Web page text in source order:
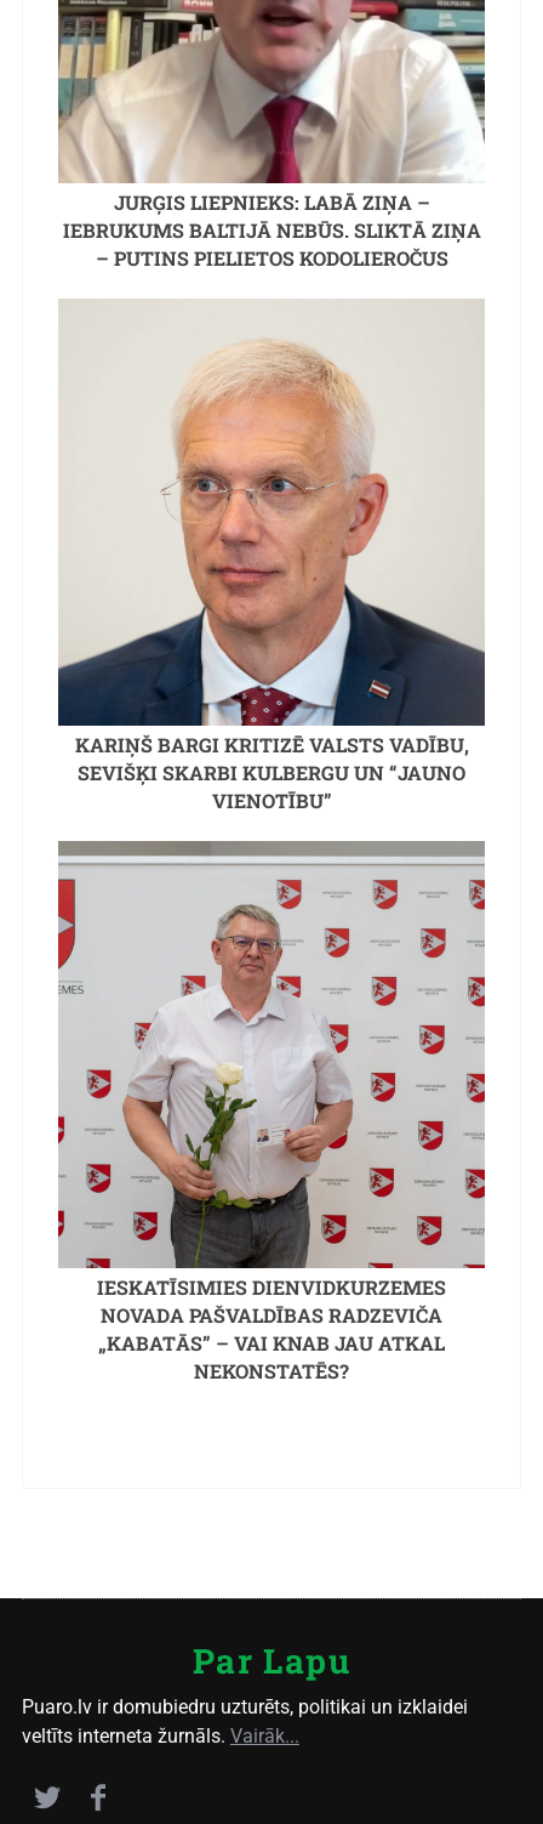
JURĢIS LIEPNIEKS: LABĀ ZIŅA –
IEBRUKUMS BALTIJĀ NEBŪS. SLIKTĀ ZIŅA
– PUTINS PIELIETOS KODOLIEROČUS
KARIŅŠ BARGI KRITIZĒ VALSTS VADĪBU,
SEVIŠĶI SKARBI KULBERGU UN “JAUNO
VIENOTĪBU”
IESKATĪSIMIES DIENVIDKURZEMES
NOVADA PAŠVALDĪBAS RADZEVIČA
„KABATĀS” – VAI KNAB JAU ATKAL
NEKONSTATĒS?
Par Lapu
Puaro.lv ir domubiedru uzturēts, politikai un izklaidei
veltīts interneta žurnāls. Vairāk...